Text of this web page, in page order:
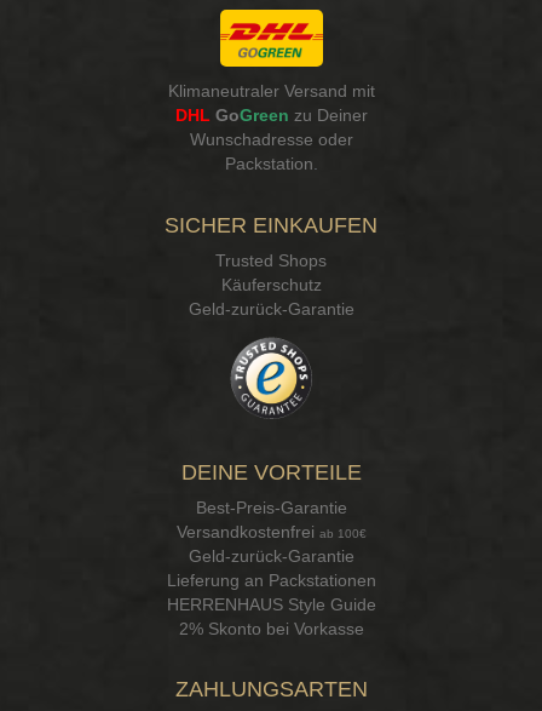
Klimaneutraler Versand mit
DHL GoGreen zu Deiner
Wunschadresse oder
Packstation
SICHER EINKAUFEN
Trusted Shops
Käuferschutz
Geld-zurück-Garantie
DEINE VORTEILE
Best-Preis-Garantie
Versandkostenfrei ab 100€
Geld-zurück-Garantie
Lieferung an Packstationen
HERRENHAUS Style Guide
2% Skonto bei Vorkasse
ZAHLUNGSARTEN